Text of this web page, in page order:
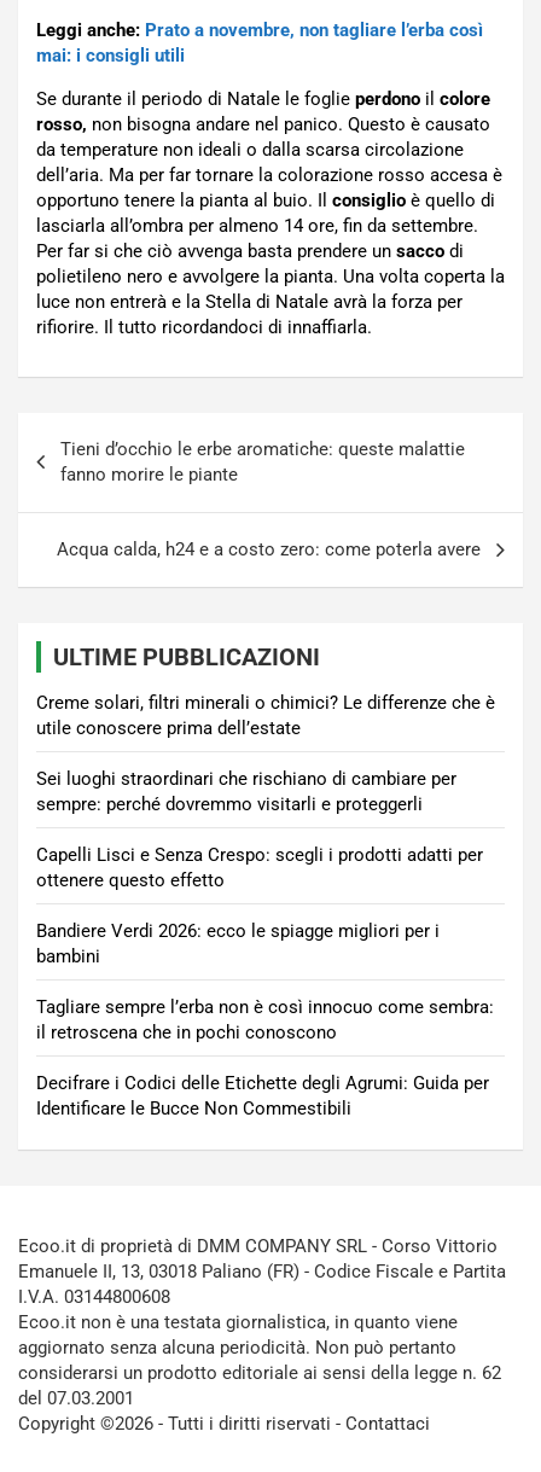
Leggi anche: Prato a novembre, non tagliare l’erba così
mai: i consigli utili
Se durante il periodo di Natale le foglie perdono il colore
rosso, non bisogna andare nel panico. Questo è causato
da temperature non ideali o dalla scarsa circolazione
dell’aria. Ma per far tornare la colorazione rosso accesa è
opportuno tenere la pianta al buio. Il consiglio è quello di
lasciarla all’ombra per almeno 14 ore, fin da settembre.
Per far si che ciò avvenga basta prendere un sacco di
polietileno nero e avvolgere la pianta. Una volta coperta la
luce non entrerà e la Stella di Natale avrà la forza per
rifiorire. Il tutto ricordandoci di innaffiarla.
articoli
Tieni d’occhio le erbe aromatiche: queste malattie
fanno morire le piante
Acqua calda, h24 e a costo zero: come poterla avere
ULTIME PUBBLICAZIONI
Creme solari, filtri minerali o chimici? Le differenze che è
utile conoscere prima dell’estate
Sei luoghi straordinari che rischiano di cambiare per
sempre: perché dovremmo visitarli e proteggerli
Capelli Lisci e Senza Crespo: scegli i prodotti adatti per
ottenere questo effetto
Bandiere Verdi 2026: ecco le spiagge migliori per i
bambini
Tagliare sempre l’erba non è così innocuo come sembra:
il retroscena che in pochi conoscono
Decifrare i Codici delle Etichette degli Agrumi: Guida per
Identificare le Bucce Non Commestibili
Ecoo.it di proprietà di DMM COMPANY SRL - Corso Vittorio
Emanuele II, 13, 03018 Paliano (FR) - Codice Fiscale e Partita
I.V.A. 03144800608
Ecoo.it non è una testata giornalistica, in quanto viene
aggiornato senza alcuna periodicità. Non può pertanto
considerarsi un prodotto editoriale ai sensi della legge n. 62
del 07.03.2001
Copyright ©2026 - Tutti i diritti riservati - Contattaci